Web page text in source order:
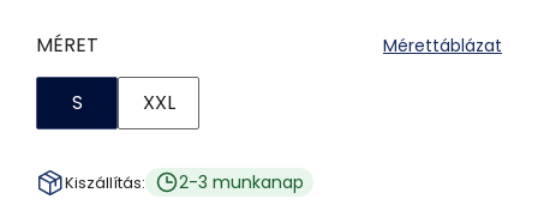
MÉRET Mérettáblázat
S XXL
Kiszállítás:
2-3 munkanap